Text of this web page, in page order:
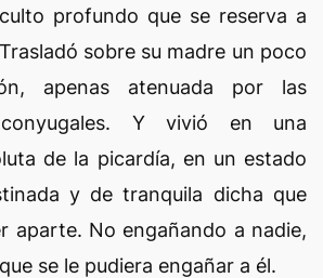
profundo que se reserva a
sobre su madre un poco
apenas atenuada por las
conyugales. Y vivió en una
de la picardía, en un estado
y de tranquila dicha que
aparte. No engañando a nadie,
se le pudiera engañar a él.